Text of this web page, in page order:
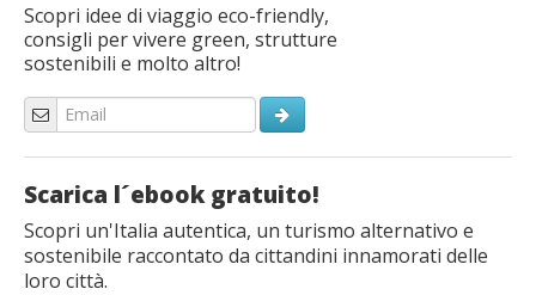
Scopri idee di viaggio eco-friendly,
consigli per vivere green, strutture
sostenibili e molto altro!
Scarica l´ebook gratuito!
Scopri un'Italia autentica, un turismo alternativo e
sostenibile raccontato da cittandini innamorati delle
loro città.